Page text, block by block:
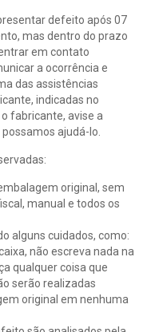
defeito após 07
mas dentro do prazo
em contato
a ocorrência e
das assistências
indicadas no
fabricante, avise a
ajudá-lo.
original, sem
manual e todos os
alguns cuidados, como:
não escreva nada na
qualquer coisa que
serão realizadas
original em nenhuma